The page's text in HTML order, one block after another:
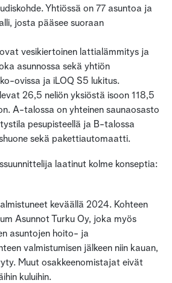
Yhtiössä on 77 asuntoa ja
josta pääsee suoraan
vesikiertoinen lattialämmitys ja
asunnossa sekä yhtiön
ovissa ja iLOQ S5 lukitus.
26,5 neliön yksiöstä isoon 118,5
A-talossa on yhteinen saunaosasto
pesupisteellä ja B-talossa
sekä pakettiautomaatti.
laatinut kolme konseptia:
keväällä 2024. Kohteen
Asunnot Turku Oy, joka myös
asuntojen hoito- ja
valmistumisen jälkeen niin kauan,
Muut osakkeenomistajat eivät
kuluihin.